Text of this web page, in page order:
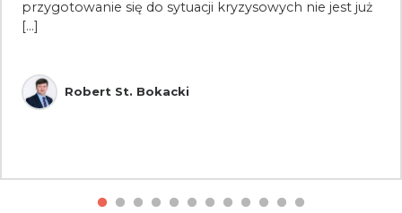
przygotowanie się do sytuacji kryzysowych nie jest już
[...]
Robert St. Bokacki